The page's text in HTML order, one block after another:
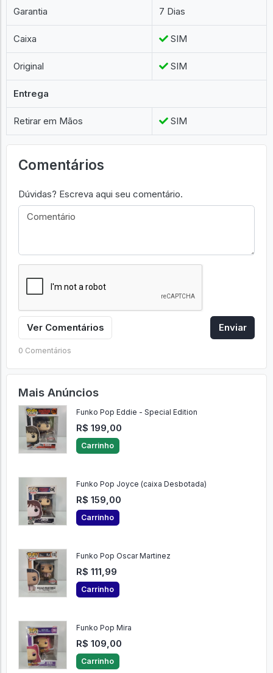
Garantia 7 Dias
Caixa SIM
Original SIM
Entrega
Retirar em Mãos SIM
Comentários
Dúvidas? Escreva aqui seu comentário.
Ver Comentários Enviar
0 Comentários
Mais Anúncios
Funko Pop Eddie - Special Edition
R$ 199,00
Carrinho
Funko Pop Joyce (caixa Desbotada)
R$ 159,00
Carrinho
Funko Pop Oscar Martinez
R$ 111,99
Carrinho
Funko Pop Mira
R$ 109,00
Carrinho